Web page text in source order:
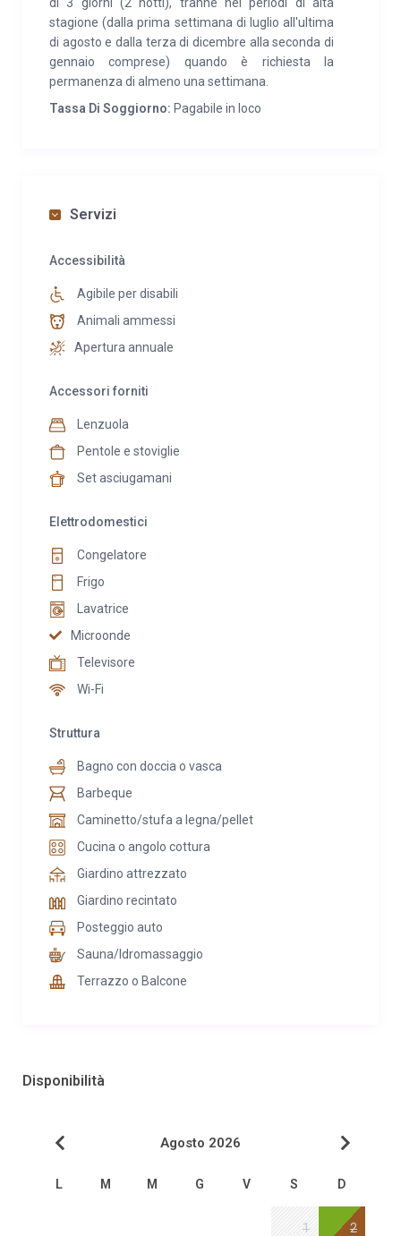
stagione (dalla prima settimana di luglio all'ultima
di agosto e dalla terza di dicembre alla seconda di
gennaio comprese) quando è richiesta la
permanenza di almeno una settimana.
Tassa Di Soggiorno: Pagabile in loco
Servizi
Accessibilità
Agibile per disabili
Animali ammessi
Apertura annuale
Accessori forniti
Lenzuola
Pentole e stoviglie
Set asciugamani
Elettrodomestici
Congelatore
Frigo
Lavatrice
Microonde
Televisore
Wi-Fi
Struttura
Bagno con doccia o vasca
Barbeque
Caminetto/stufa a legna/pellet
Cucina o angolo cottura
Giardino attrezzato
Giardino recintato
Posteggio auto
Sauna/Idromassaggio
Terrazzo o Balcone
Disponibilità
Agosto 2026
L M M G V S D
1 2